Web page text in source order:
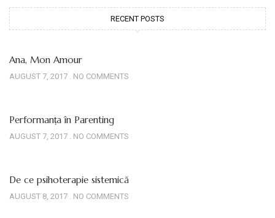
RECENT POSTS
Ana, Mon Amour
AUGUST 7, 2017 NO COMMENTS
Performanța în Parenting
AUGUST 7, 2017 NO COMMENTS
De ce psihoterapie sistemică
AUGUST 8, 2017 NO COMMENTS